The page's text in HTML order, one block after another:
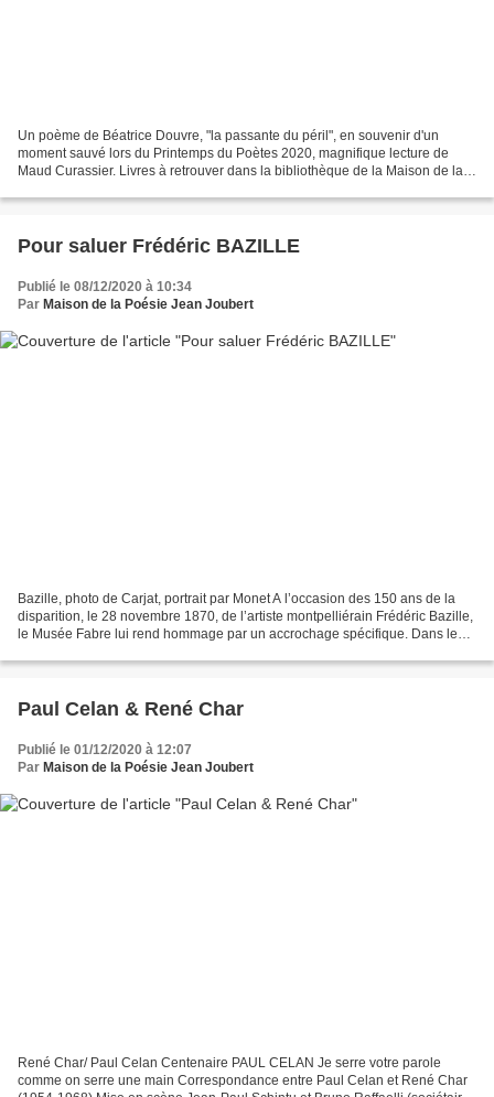
Un poème de Béatrice Douvre, "la passante du péril", en souvenir d'un
moment sauvé lors du Printemps du Poètes 2020, magnifique lecture de
Maud Curassier. Livres à retrouver dans la bibliothèque de la Maison de la
Pour saluer Frédéric BAZILLE
Publié le 08/12/2020 à 10:34
Par Maison de la Poésie Jean Joubert
Bazille, photo de Carjat, portrait par Monet A l’occasion des 150 ans de la
disparition, le 28 novembre 1870, de l’artiste montpelliérain Frédéric Bazille,
le Musée Fabre lui rend hommage par un accrochage spécifique. Dans le
Paul Celan & René Char
Publié le 01/12/2020 à 12:07
Par Maison de la Poésie Jean Joubert
René Char/ Paul Celan Centenaire PAUL CELAN Je serre votre parole
comme on serre une main Correspondance entre Paul Celan et René Char